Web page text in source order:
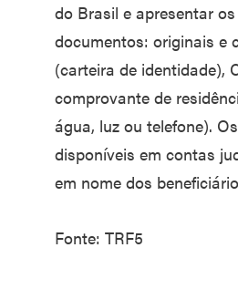
do Brasil e apresentar
documentos: originais e
(carteira de identidade),
comprovante de
água, luz ou telefone).
disponíveis em contas
em nome dos
Fonte: TRF5